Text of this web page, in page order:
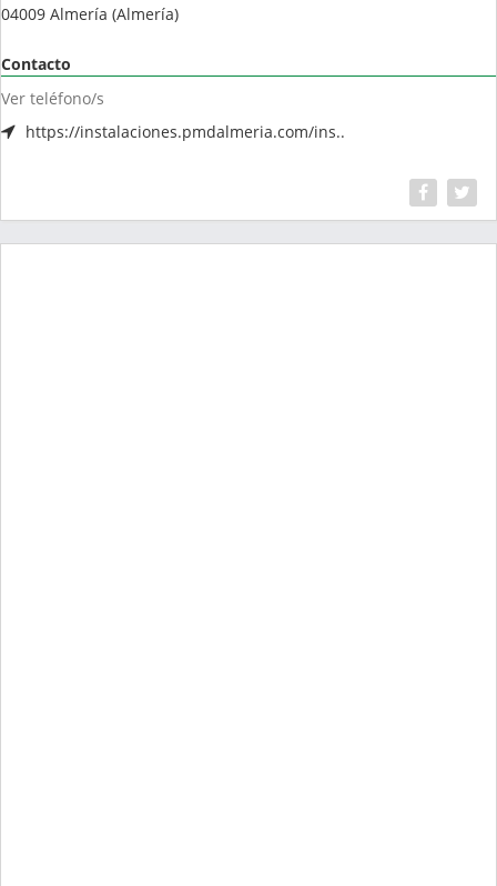
04009 Almería (Almería)
Contacto
Ver teléfono/s
https://instalaciones.pmdalmeria.com/ins..